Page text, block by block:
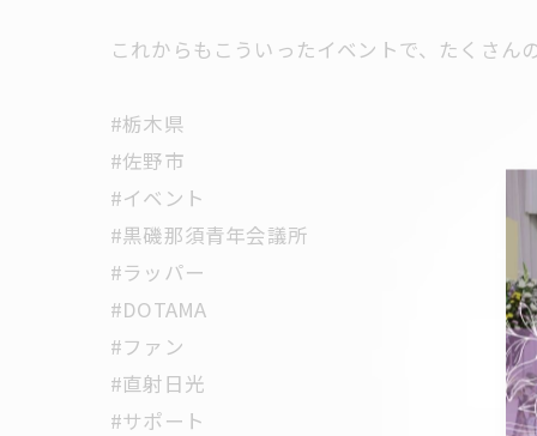
これからもこういったイベントで、たくさ
#栃木県
#佐野市
#イベント
#黒磯那須青年会議所
#ラッパー
#DOTAMA
#ファン
#直射日光
#サポート